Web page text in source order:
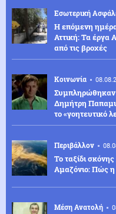
Εσωτερική
Η επόμενη
Αττική: Τα έργα
από τις βροχές
Κοινωνία
Συμπληρώθηκαν
Δημήτρη
το «γοητευτικό
Περιβάλλον
Το ταξίδι
Αμαζόνιο: Πώς η
Μέση Ανατολή